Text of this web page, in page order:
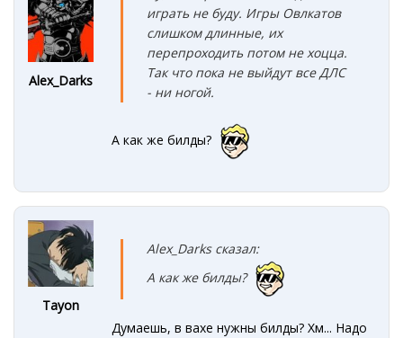
Alex_Darks
играть не буду. Игры Овлкатов
слишком длинные, их
перепроходить потом не хоцца.
Так что пока не выйдут все ДЛС
- ни ногой.
А как же билды?
Tayon
Alex_Darks сказал:
А как же билды?
Думаешь, в вахе нужны билды? Хм... Надо